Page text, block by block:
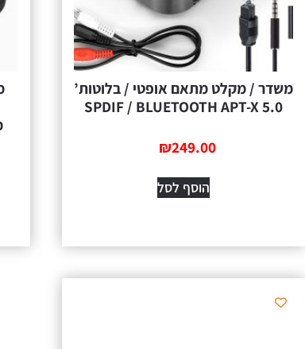
משדר / מקלט מתאם אופטי / בלוטות’
5.0 SPDIF / BLUETOOTH APT-X
₪249.00
הוסף לסל